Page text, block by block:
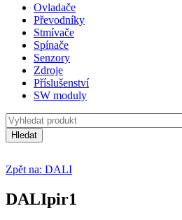
Ovladače
Převodníky
Stmívače
Spínače
Senzory
Zdroje
Příslušenství
SW moduly
Zpět na: DALI
DALIpir1